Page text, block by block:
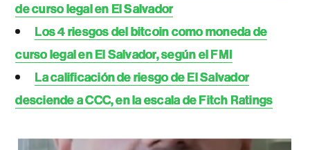
de curso legal en El Salvador
Los 4 riesgos del bitcoin como moneda de
curso legal en El Salvador, según el FMI
La calificación de riesgo de El Salvador
desciende a CCC, en la escala de Fitch Ratings